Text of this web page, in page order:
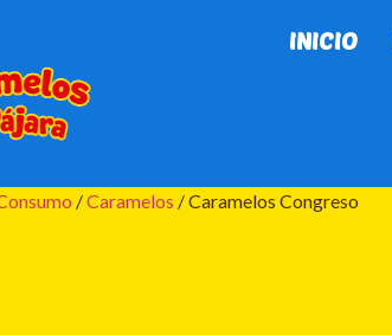
INICIO
/Caramelos / Caramelos Congreso